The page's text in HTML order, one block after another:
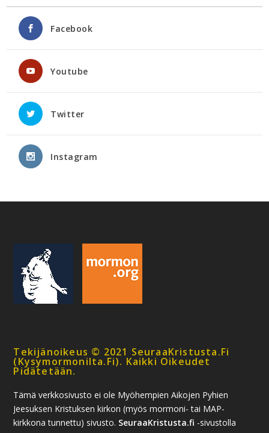
Facebook
Youtube
Twitter
Instagram
Tekijänoikeus © 2021 SeuraaKristusta.fi
(kysymormonilta.fi). Kaikki Oikeudet
Pidätetään.
Tämä verkkosivusto ei ole Myöhempien Aikojen Pyhien
Jeesuksen Kristuksen kirkon (myös mormoni- tai MAP-
kirkkona tunnettu) sivusto. SeuraaKristusta.fi -sivustolla